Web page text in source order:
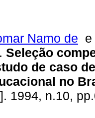
Namo de
. Seleção
de caso
no
1994, n.10,